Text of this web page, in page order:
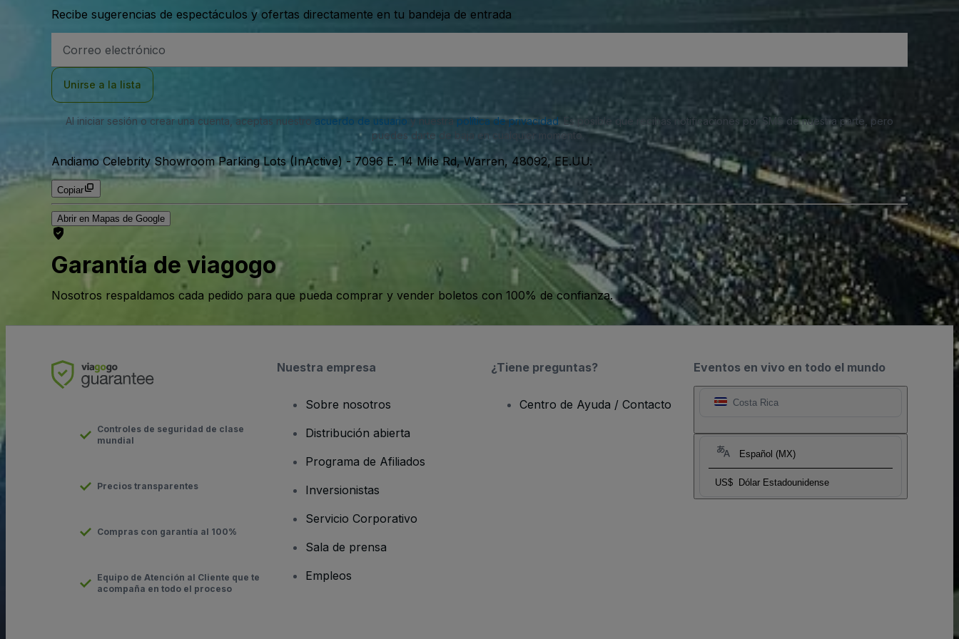
Recibe sugerencias de espectáculos y ofertas directamente en tu bandeja de entrada
de
Unirse a la lista
Al iniciar sesión o crear una cuenta, aceptas nuestro acuerdo de usuario y nuestrapolítica de privacidad. Es posible que recibas notificaciones por SMS de nuestra parte, pero
puedes darte de baja en cualquier momento.
Andiamo Celebrity Showroom Parking Lots (InActive) - 7096 E. 14 Mile Rd, Warren, 48092, EE.UU.
Copiar
Abrir en Mapas de Google
Garantía de viagogo
Nosotros respaldamos cada pedido para que pueda comprar y vender boletos con 100% de confianza.
Eventos en vivo en todo el mundo
Costa Rica
Español (MX)
US$ Dólar Estadounidense
Controles de seguridad de clase
mundial
Precios transparentes
Compras con garantía al 100%
Equipo de Atención al Cliente que te
acompaña en todo el proceso
Nuestra empresa
Sobre nosotros
Distribución abierta
Programa de Afiliados
Inversionistas
Servicio Corporativo
Sala de prensa
Empleos
¿Tiene preguntas?
Centro de Ayuda / Contacto